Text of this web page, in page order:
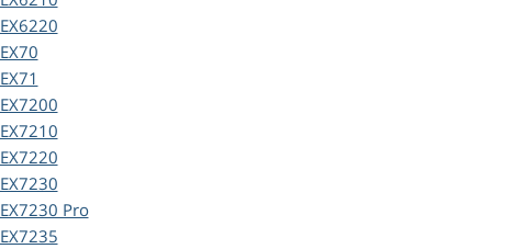
EX6220
EX70
EX71
EX7200
EX7210
EX7220
EX7230
EX7230 Pro
EX7235